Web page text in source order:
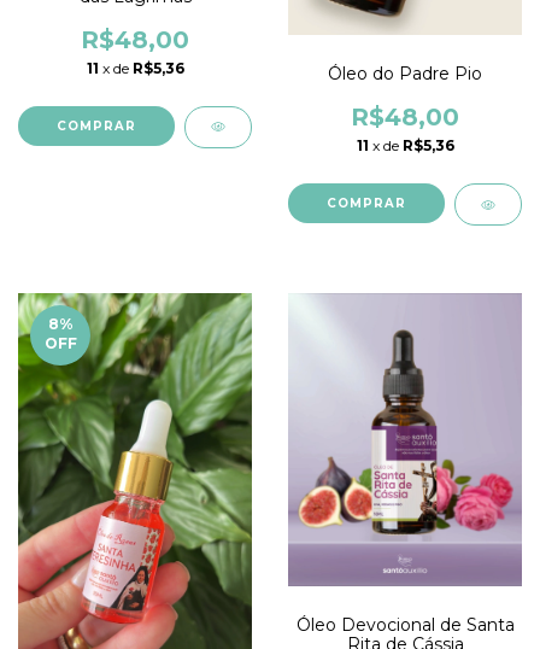
R$48,00
11 x de R$5,36 Óleo do Padre Pio
R$48,00
11 x de R$5,36
8%
OFF
Óleo Devocional de Santa
Rita de Cássia